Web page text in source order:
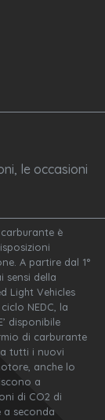
le occasioni
è
A partire dal 1°
sensi della
Light Vehicles
NEDC, la
disponibile
di carburante
tutti i nuovi
anche lo
a
di CO2 di
a seconda